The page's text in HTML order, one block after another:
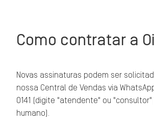
Como contratar a
Novas assinaturas podem ser
nossa Central de Vendas via
0141 (digite "atendente" ou
humano).